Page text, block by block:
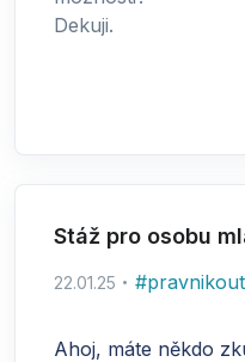
Dekuji.
Stáž pro osobu
22.01.25 #
Ahoj, máte někdo